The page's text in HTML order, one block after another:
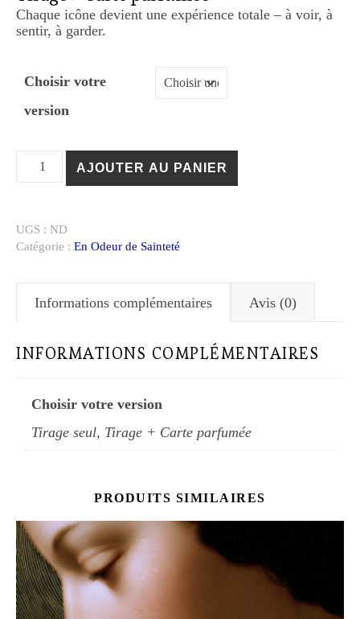
Chaque icône devient une expérience totale – à voir, à
sentir, à garder.
Choisir votre
version
quantité de Ange du Signal Bleu
AJOUTER AU PANIER
UGS : ND
Catégorie : En Odeur de Sainteté
Informations complémentaires Avis (0)
INFORMATIONS COMPLÉMENTAIRES
Choisir votre version
Tirage seul, Tirage + Carte parfumée
PRODUITS SIMILAIRES